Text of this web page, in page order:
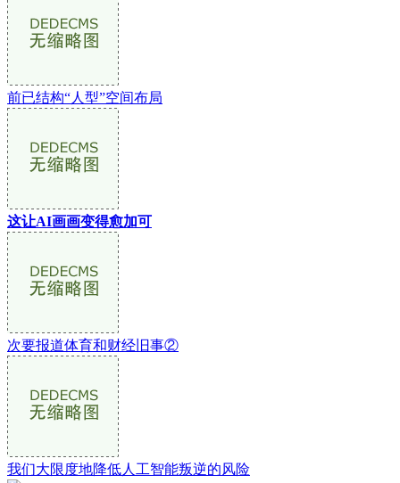
前已结构“人型”空间布局
这让AI画画变得愈加可
次要报道体育和财经旧事②
我们大限度地降低人工智能叛逆的风险